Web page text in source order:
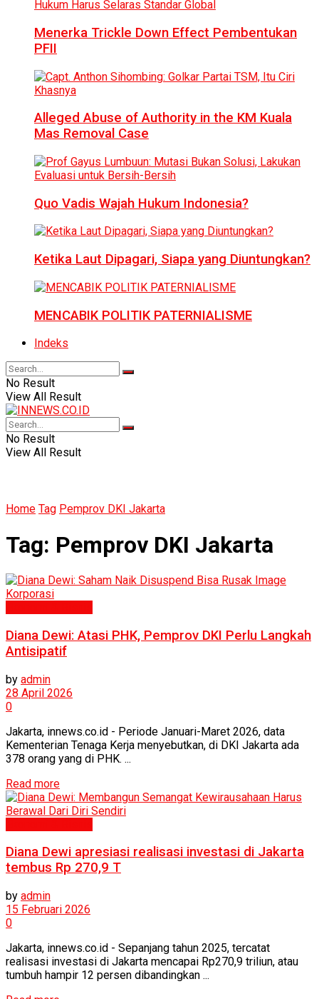
Menerka Trickle Down Effect Pembentukan
PFII
Alleged Abuse of Authority in the KM Kuala
Mas Removal Case
Quo Vadis Wajah Hukum Indonesia?
Ketika Laut Dipagari, Siapa yang Diuntungkan?
MENCABIK POLITIK PATERNIALISME
Indeks
No Result
View All Result
No Result
View All Result
Home Tag Pemprov DKI Jakarta
Tag: Pemprov DKI Jakarta
Diana Dewi: Atasi PHK, Pemprov DKI Perlu Langkah
Antisipatif
by admin
28 April 2026
0
Jakarta, innews.co.id - Periode Januari-Maret 2026, data
Kementerian Tenaga Kerja menyebutkan, di DKI Jakarta ada
378 orang yang di PHK. ...
Read more
Diana Dewi apresiasi realisasi investasi di Jakarta
tembus Rp 270,9 T
by admin
15 Februari 2026
0
Jakarta, innews.co.id - Sepanjang tahun 2025, tercatat
realisasi investasi di Jakarta mencapai Rp270,9 triliun, atau
tumbuh hampir 12 persen dibandingkan ...